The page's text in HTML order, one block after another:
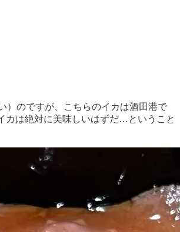
）のですが、こちらのイカは酒田港で
カは絶対に美味しいはずだ…ということ